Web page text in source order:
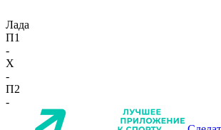
Лада
П1
-
X
-
П2
-